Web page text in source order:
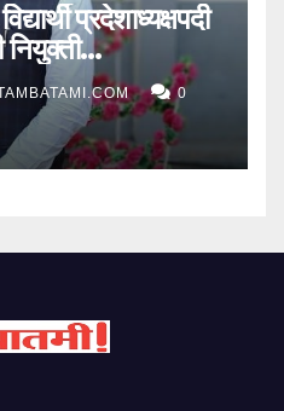
प्रदेशाध्यक्षपदी
नियुक्ती…
0